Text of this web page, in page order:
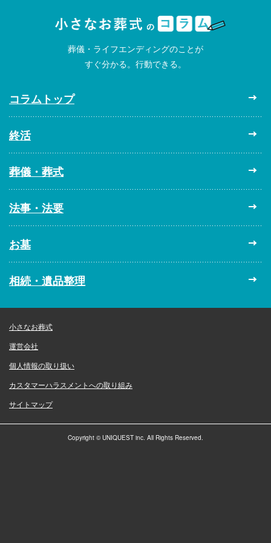
葬儀・ライフエンディングのことが
すぐ分かる。行動できる。
コラムトップ
終活
葬儀・葬式
法事・法要
お墓
相続・遺品整理
小さなお葬式
運営会社
個人情報の取り扱い
カスタマーハラスメントへの取り組み
サイトマップ
Copyright © UNIQUEST inc. All Rights Reserved.